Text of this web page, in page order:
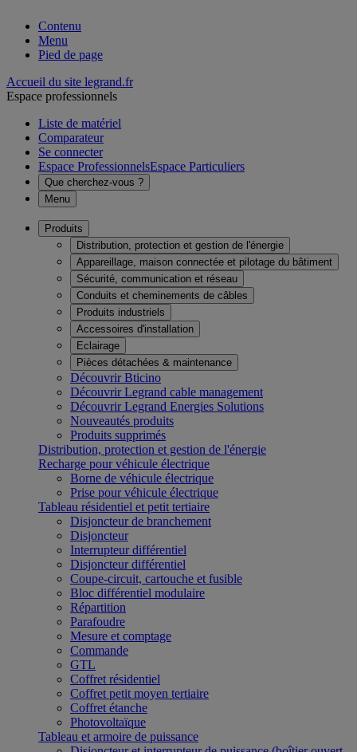
Contenu
Menu
Pied de page
Accueil du site legrand.fr
Espace professionnels
Liste de matériel
Comparateur
Se connecter
Espace ProfessionnelsEspace Particuliers
Que cherchez-vous ?
Menu
Produits
Distribution, protection et gestion de l'énergie
Appareillage, maison connectée et pilotage du bâtiment
Sécurité, communication et réseau
Conduits et cheminements de câbles
Produits industriels
Accessoires d'installation
Eclairage
Pièces détachées & maintenance
Découvrir Bticino
Découvrir Legrand cable management
Découvrir Legrand Energies Solutions
Nouveautés produits
Produits supprimés
Distribution, protection et gestion de l'énergie
Recharge pour véhicule électrique
Borne de véhicule électrique
Prise pour véhicule électrique
Tableau résidentiel et petit tertiaire
Disjoncteur de branchement
Disjoncteur
Interrupteur différentiel
Disjoncteur différentiel
Coupe-circuit, cartouche et fusible
Bloc différentiel modulaire
Répartition
Parafoudre
Mesure et comptage
Commande
GTL
Coffret résidentiel
Coffret petit moyen tertiaire
Coffret étanche
Photovoltaïque
Tableau et armoire de puissance